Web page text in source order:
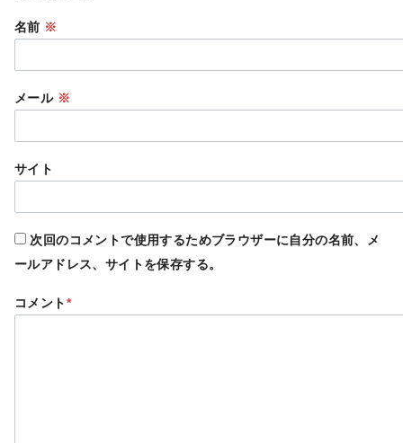
名前 ※
メール ※
サイト
次回のコメントで使用するためブラウザーに自分の名前、メ
ールアドレス、サイトを保存する。
コメント*